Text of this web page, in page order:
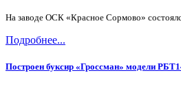
На заводе ОСК «Красное Сормово»
Подробнее...
Построен буксир «Гроссман» модели